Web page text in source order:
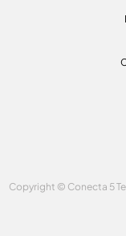
Copyright © Conecta 5